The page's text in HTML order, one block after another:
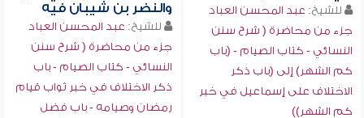
للشيخ: عبد المحسن العباد
جزء من محاضرة ( شرح سنن
النسائي - كتاب الصيام - (باب
كم الشهر) إلى (باب ذكر
الاختلاف على إسماعيل في خبر
كم الشهر))
والنضر بن شيبان فيه
للشيخ: عبد المحسن العباد
جزء من محاضرة ( شرح سنن
النسائي - كتاب الصيام - باب
ذكر الاختلاف في خبر ثواب قيام
رمضان وصيامه - باب فضل